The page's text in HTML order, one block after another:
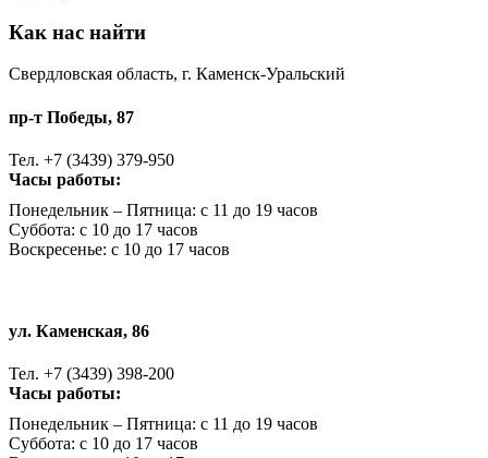
Как нас найти
Свердловская область, г. Каменск-Уральский
пр-т Победы, 87
Тел. +7 (3439) 379-950
Часы работы:
Понедельник – Пятница: с 11 до 19 часов
Суббота: с 10 до 17 часов
Воскресенье: с 10 до 17 часов
ул. Каменская, 86
Тел. +7 (3439) 398-200
Часы работы:
Понедельник – Пятница: с 11 до 19 часов
Суббота: с 10 до 17 часов